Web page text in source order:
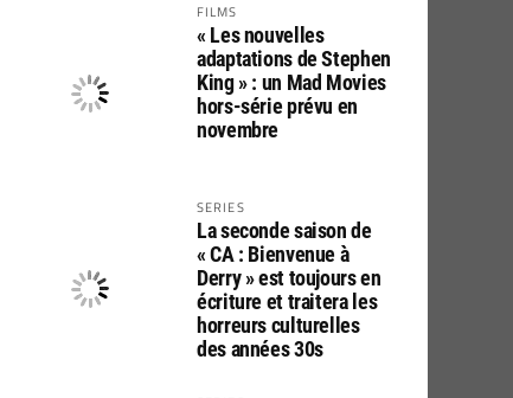
FILMS
« Les nouvelles
adaptations de Stephen
King » : un Mad Movies
hors-série prévu en
novembre
SERIES
La seconde saison de
« CA : Bienvenue à
Derry » est toujours en
écriture et traitera les
horreurs culturelles
des années 30s